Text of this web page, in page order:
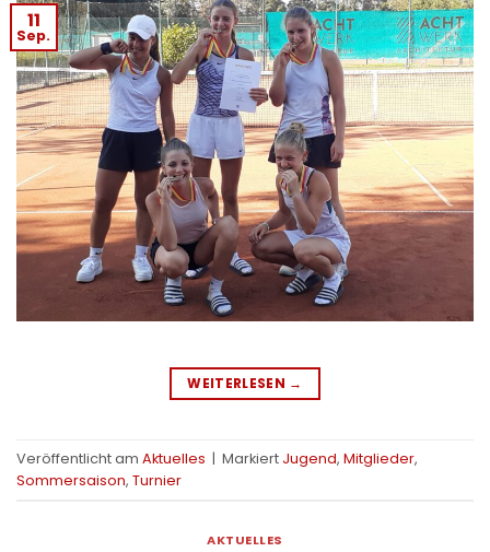
11
Sep.
WEITERLESEN →
Veröffentlicht am Aktuelles | Markiert Jugend, Mitglieder,
Sommersaison, Turnier
AKTUELLES